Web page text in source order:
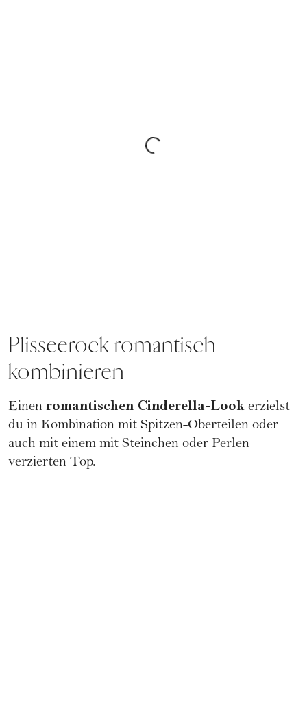
Plisseerock romantisch
kombinieren
Einen romantischen Cinderella-Look erzielst
du in Kombination mit Spitzen-Oberteilen oder
auch mit einem mit Steinchen oder Perlen
verzierten Top.